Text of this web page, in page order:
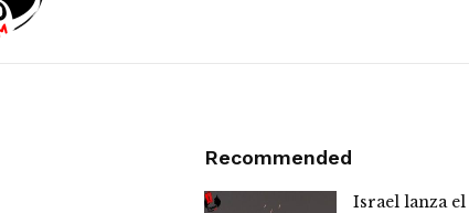
Recommended
Israel lanza el